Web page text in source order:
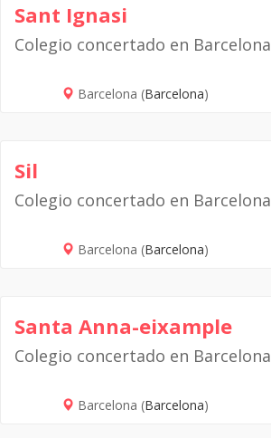
Sant Ignasi
Colegio concertado en Barcelona
Barcelona (Barcelona)
Sil
Colegio concertado en Barcelona
Barcelona (Barcelona)
Santa Anna-eixample
Colegio concertado en Barcelona
Barcelona (Barcelona)